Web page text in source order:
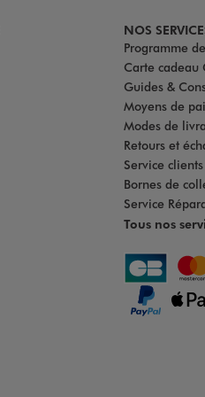
NOS
Programme
Carte cadeau
Guides &
Moyens de
Modes de
Retours et
Service
Bornes de
Service
Tous nos